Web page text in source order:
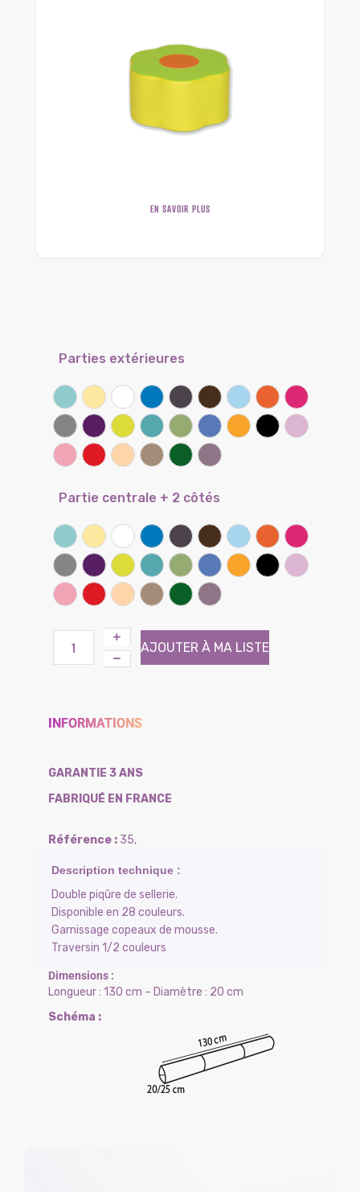
EN SAVOIR PLUS
Parties extérieures
Atoll (Effet tissé)
BananeBlancBleu bleuetBrun (Effet tissé)
Chocolat
Ciel ClémentineFramboise
Gris souris
Iris Kiwi LagonLichenLilas Miel Noir Parme
Rose Rouge coquelicot
SableTaupeVert prairieVioline (Effet tissé)
Partie centrale + 2 côtés
Atoll (Effet tissé)
BananeBlancBleu bleuetBrun (Effet tissé)
Chocolat
Ciel ClémentineFramboise
Gris souris
Iris Kiwi LagonLichenLilas Miel Noir Parme
Rose Rouge coquelicot
SableTaupeVert prairieVioline (Effet tissé)
AJOUTER À MA LISTE
INFORMATIONS
GARANTIE 3 ANS
FABRIQUÉ EN FRANCE
35,
Double piqûre de sellerie.
Disponible en 28 couleurs.
Garnissage copeaux de mousse.
Traversin 1/2 couleurs
Longueur : 130 cm – Diamètre : 20 cm